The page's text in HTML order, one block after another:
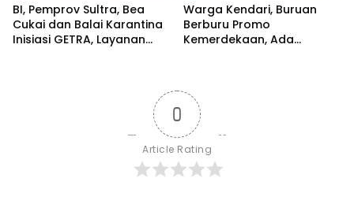
BI, Pemprov Sultra, Bea
Cukai dan Balai Karantina
Inisiasi GETRA, Layanan
Warga Kendari, Buruan
Berburu Promo
Kemerdekaan, Ada
0
Article Rating